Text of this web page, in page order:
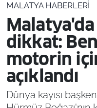
MALATYA HABERLERI
dikkat:
motorin
açıklandı
Dünya kayısı
Resmi İlanlar
Son Dakika
Haber Arşivi